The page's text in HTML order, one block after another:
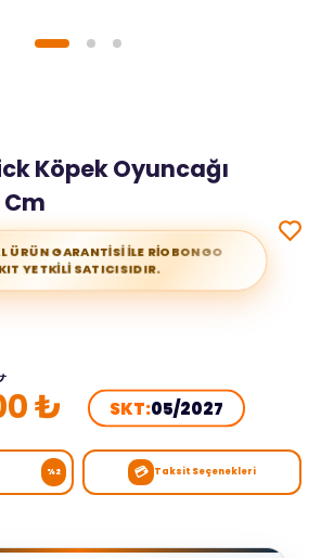
Köpek Oyuncağı
Cm
ÜRÜN GARANTİSİ İLE RİOBONGO
YETKİLİ SATICISIDIR.
₺ SKT:05/2027
%2 💳 Taksit Seçenekleri